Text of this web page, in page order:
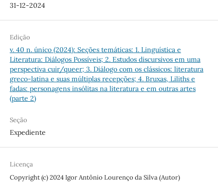
31-12-2024
Edição
v. 40 n. único (2024): Seções temáticas: 1. Linguística e
Literatura: Diálogos Possíveis; 2. Estudos discursivos em uma
perspectiva cuir/queer; 3. Diálogo com os clássicos: literatura
greco-latina e suas múltiplas recepções; 4. Bruxas, Liliths e
fadas: personagens insólitas na literatura e em outras artes
(parte 2)
Seção
Expediente
Licença
Copyright (c) 2024 Igor Antônio Lourenço da Silva (Autor)